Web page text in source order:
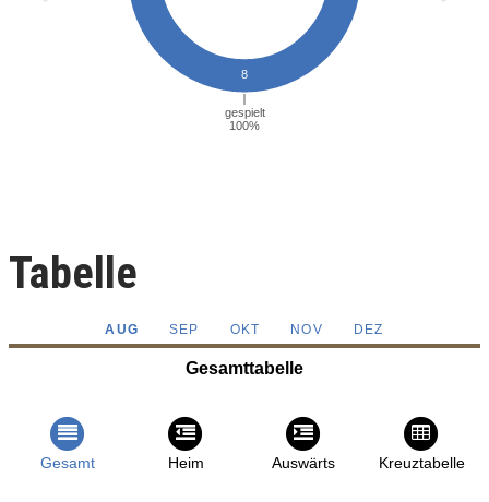
Tabelle
AUG SEP OKT NOV DEZ
Gesamttabelle
Gesamt Heim Auswärts Kreuztabelle